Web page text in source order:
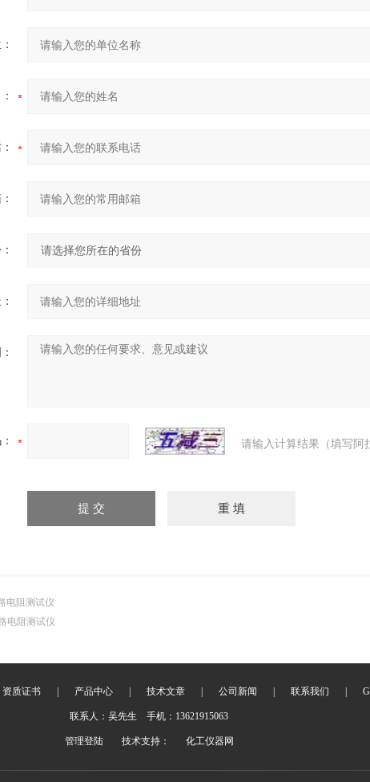
请输入计算结果（填写阿
电阻测试仪
电阻测试仪
资质证书 产品中心 技术文章 公司新闻 联系我们
联系人：吴先生 手机：13621915063
管理登陆 技术支持： 化工仪器网